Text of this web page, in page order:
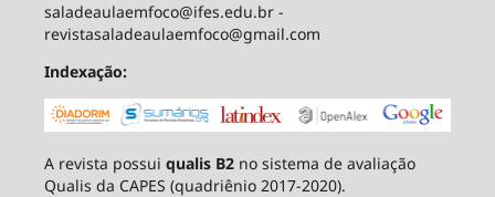
saladeaulaemfoco@ifes.edu.br -
revistasaladeaulaemfoco@gmail.com
Indexação:
A revista possui qualis B2no sistema de avaliação
Qualis da CAPES (quadriênio 2017-2020).